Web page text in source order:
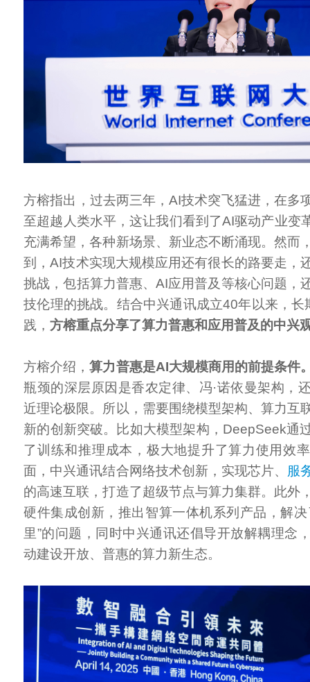
方榕指出，过去两三年，AI技术突飞猛进，在多
至超越人类水平，这让我们看到了AI驱动产业变
充满希望，各种新场景、新业态不断涌现。然而
到，AI技术实现大规模应用还有很长的路要走，
挑战，包括算力普惠、AI应用普及等核心问题，
技伦理的挑战。结合中兴通讯成立40年以来，长
践，方榕重点分享了算力普惠和应用普及的中兴
方榕介绍，算力普惠是AI大规模商用的前提条件
瓶颈的深层原因是香农定律、冯·诺依曼架构，
近理论极限。所以，需要围绕模型架构、算力互
新的创新突破。比如大模型架构，DeepSeek通
了训练和推理成本，极大地提升了算力使用效
面，中兴通讯结合网络技术创新，实现芯片、 服
的高速互联，打造了超级节点与算力集群。此外
硬件集成创新，推出智算一体机系列产品，解
里”的问题，同时中兴通讯还倡导开放解耦理念
动建设开放、普惠的算力新生态。